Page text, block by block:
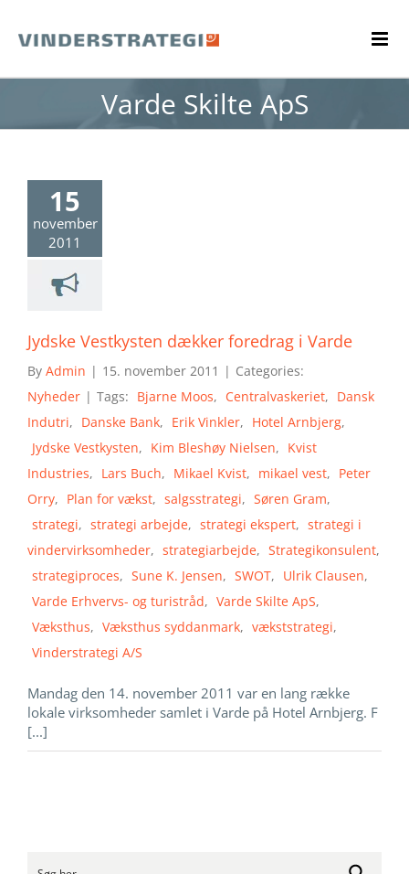
content
Varde Skilte ApS
15
november
2011
Jydske Vestkysten dækker foredrag i Varde
By Admin | 15. november 2011 | Categories:
Nyheder | Tags: Bjarne Moos, Centralvaskeriet, Dansk
Indutri, Danske Bank, Erik Vinkler, Hotel Arnbjerg,
Jydske Vestkysten, Kim Bleshøy Nielsen, Kvist
Industries, Lars Buch, Mikael Kvist, mikael vest, Peter
Orry, Plan for vækst, salgsstrategi, Søren Gram,
strategi, strategi arbejde, strategi ekspert, strategi i
vindervirksomheder, strategiarbejde, Strategikonsulent,
strategiproces, Sune K. Jensen, SWOT, Ulrik Clausen,
Varde Erhvervs- og turistråd, Varde Skilte ApS,
Væksthus, Væksthus syddanmark, vækststrategi,
Vinderstrategi A/S
Mandag den 14. november 2011 var en lang række
lokale virksomheder samlet i Varde på Hotel Arnbjerg. F
[...]